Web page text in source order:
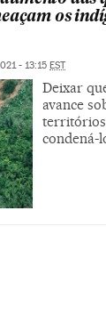
os
- 13:15 EST
Deixar
avance
condená-